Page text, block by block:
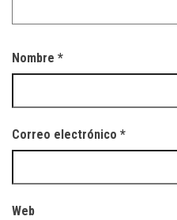
Nombre *
Correo electrónico *
Web